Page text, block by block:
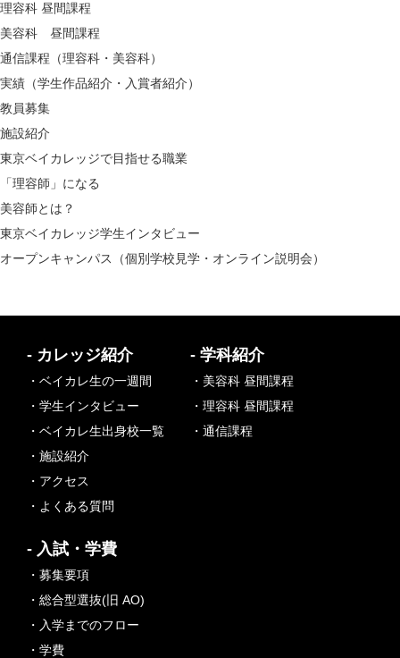
理容科 昼間課程
美容科 昼間課程
通信課程（理容科・美容科）
実績（学生作品紹介・入賞者紹介）
教員募集
施設紹介
東京ベイカレッジで目指せる職業
「理容師」になる
美容師とは？
東京ベイカレッジ学生インタビュー
オープンキャンパス（個別学校見学・オンライン説明会）
- カレッジ紹介
・ベイカレ生の一週間
・学生インタビュー
・ベイカレ生出身校一覧
・施設紹介
・アクセス
・よくある質問
- 学科紹介
・美容科 昼間課程
・理容科 昼間課程
・通信課程
- 入試・学費
・募集要項
・総合型選抜(旧 AO)
・入学までのフロー
・学費